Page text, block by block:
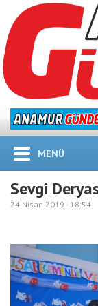
MENÜ
Sevgi
24 Nisan 2019 - 18:54